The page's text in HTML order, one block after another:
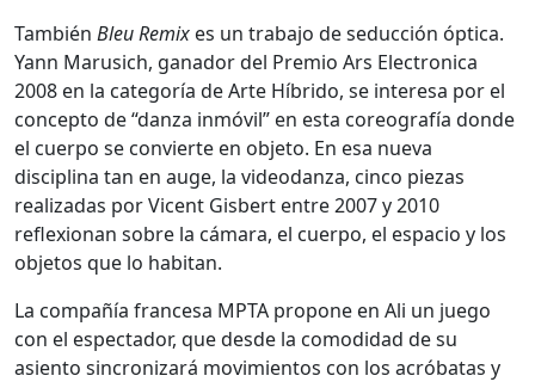
También Bleu Remix es un trabajo de seducción óptica.
Yann Marusich, ganador del Premio Ars Electronica
2008 en la categoría de Arte Híbrido, se interesa por el
concepto de “danza inmóvil” en esta coreografía donde
el cuerpo se convierte en objeto. En esa nueva
disciplina tan en auge, la videodanza, cinco piezas
realizadas por Vicent Gisbert entre 2007 y 2010
reflexionan sobre la cámara, el cuerpo, el espacio y los
objetos que lo habitan.
La compañía francesa MPTA propone en Ali un juego
con el espectador, que desde la comodidad de su
asiento sincronizará movimientos con los acróbatas y